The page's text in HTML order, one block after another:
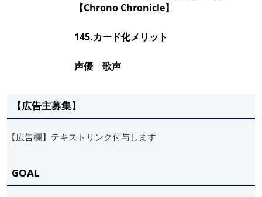
【Chrono Chronicle】
145.カード化メリット
声優 歌声
【広告主募集】
【広告欄】テキストリンク付与します
GOAL